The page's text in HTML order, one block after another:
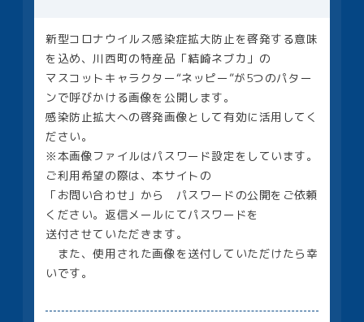
新型コロナウイルス感染症拡大防止を啓発する意味
を込め、川西町の特産品「結崎ネブカ」の
マスコットキャラクター“ネッピー”が5つのパター
ンで呼びかける画像を公開します。
感染防止拡大への啓発画像として有効に活用してく
ださい。
※本画像ファイルはパスワード設定をしています。
ご利用希望の際は、本サイトの
「お問い合わせ」から パスワードの公開をご依頼
ください。返信メールにてパスワードを
送付させていただきます。
また、使用された画像を送付していただけたら幸
いです。